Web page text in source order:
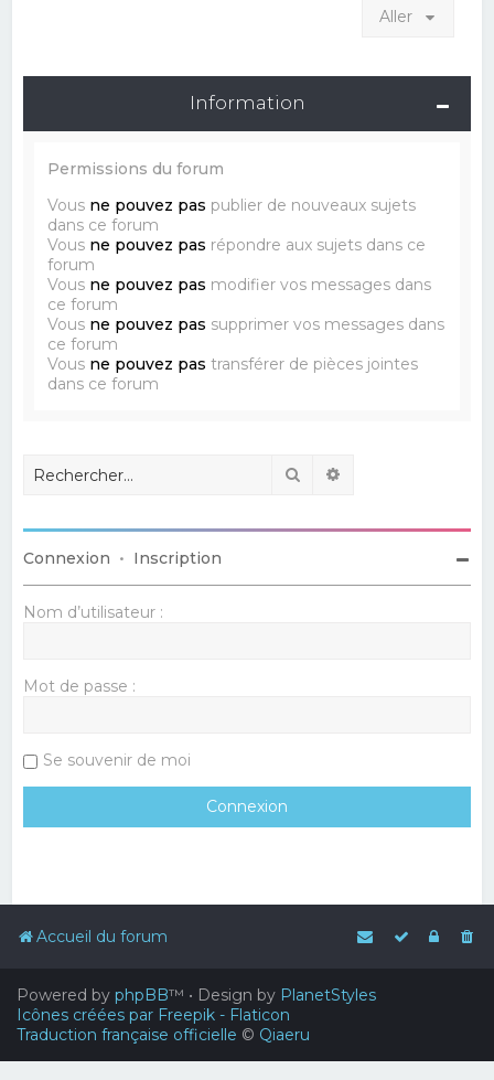
Aller
Information
Permissions du forum
Vous ne pouvez pas publier de nouveaux sujets
dans ce forum
Vous ne pouvez pas répondre aux sujets dans ce
forum
Vous ne pouvez pas modifier vos messages dans
ce forum
Vous ne pouvez pas supprimer vos messages dans
ce forum
Vous ne pouvez pas transférer de pièces jointes
dans ce forum
Rechercher
Connexion • Inscription
Nom d’utilisateur :
Mot de passe :
Se souvenir de moi
Accueil du forum
Powered by phpBB™ • Design by PlanetStyles
Icônes créées par Freepik - Flaticon
Traduction française officielle © Qiaeru